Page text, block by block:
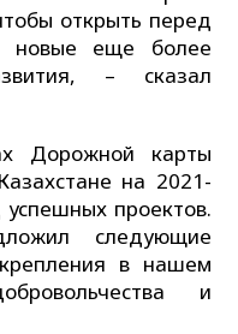
открыть перед
новые еще более
– сказал
Дорожной карты
на 2021-
проектов.
следующие
в нашем
и